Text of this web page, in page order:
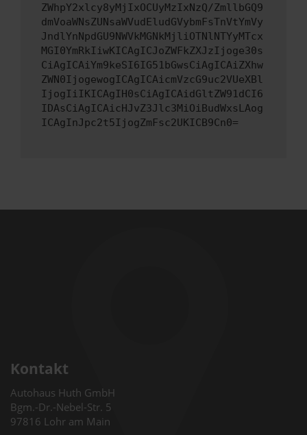
ZWhpY2xlcy8yMjIxOCUyMzIxNzQ/ZmllbGQ9
dmVoaWNsZUNsaWVudEludGVybmFsTnVtYmVy
JndlYnNpdGU9NWVkMGNkMjliOTNlNTYyMTcx
MGI0YmRkIiwKICAgICJoZWFkZXJzIjoge30s
CiAgICAiYm9keSI6IG51bGwsCiAgICAiZXhw
ZWN0IjogewogICAgICAicmVzcG9uc2VUeXBl
IjogIiIKICAgIH0sCiAgICAidGltZW91dCI6
IDAsCiAgICAicHJvZ3Jlc3MiOiBudWxsLAog
ICAgInJpc2t5IjogZmFsc2UKICB9Cn0=
Kontakt
Autohaus Huth GmbH
Bgm.-Dr.-Nebel-Str. 5
97816 Lohr am Main